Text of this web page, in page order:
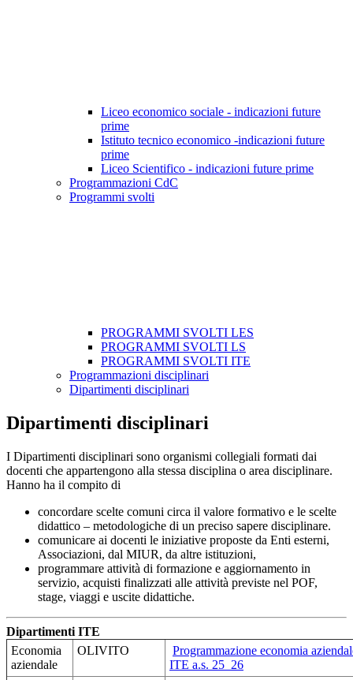
Liceo economico sociale - indicazioni future
prime
Istituto tecnico economico -indicazioni future
prime
Liceo Scientifico - indicazioni future prime
Programmazioni CdC
Programmi svolti
PROGRAMMI SVOLTI LES
PROGRAMMI SVOLTI LS
PROGRAMMI SVOLTI ITE
Programmazioni disciplinari
Dipartimenti disciplinari
Dipartimenti disciplinari
I Dipartimenti disciplinari sono organismi collegiali formati dai
docenti che appartengono alla stessa disciplina o area disciplinare.
Hanno ha il compito di
concordare scelte comuni circa il valore formativo e le scelte
didattico – metodologiche di un preciso sapere disciplinare.
comunicare ai docenti le iniziative proposte da Enti esterni,
Associazioni, dal MIUR, da altre istituzioni,
programmare attività di formazione e aggiornamento in
servizio, acquisti finalizzati alle attività previste nel POF,
stage, viaggi e uscite didattiche.
Dipartimenti ITE
Economia
aziendale
OLIVITO
Programmazione economia
ITE a.s. 25_26